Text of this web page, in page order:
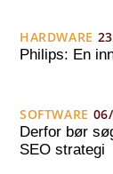
HARDWARE
Philips: En
SOFTWARE
Derfor bør
SEO strategi